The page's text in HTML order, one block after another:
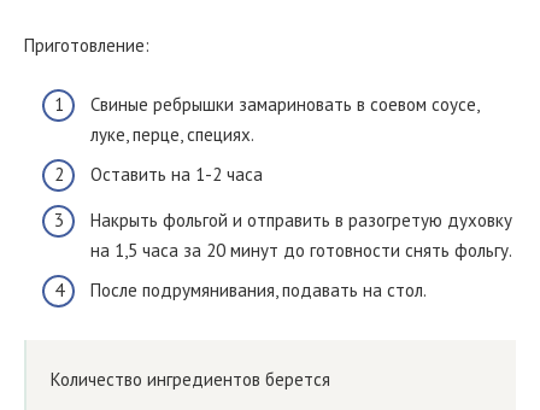
Приготовление:
Свиные ребрышки замариновать в соевом соусе,
луке, перце, специях.
Оставить на 1-2 часа
Накрыть фольгой и отправить в разогретую духовку
на 1,5 часа за 20 минут до готовности снять фольгу.
После подрумянивания, подавать на стол.
Количество ингредиентов берется